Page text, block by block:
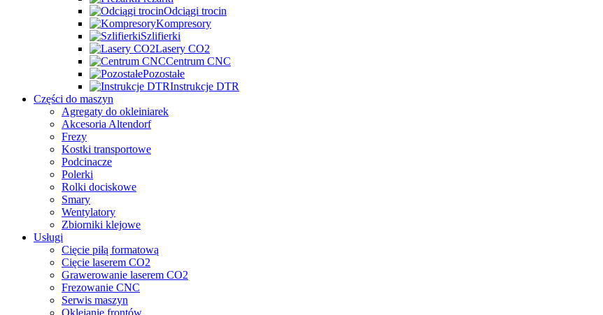
Odciągi trocin
Kompresory
Szlifierki
Lasery CO2
Centrum CNC
Pozostałe
Instrukcje DTR
Części do maszyn
Agregaty do okleiniarek
Akcesoria Altendorf
Frezy
Kostki transportowe
Podcinacze
Polerki
Rolki dociskowe
Smary
Wentylatory
Zbiorniki klejowe
Usługi
Cięcie piłą formatową
Cięcie laserem CO2
Grawerowanie laserem CO2
Frezowanie CNC
Serwis maszyn
Oklejanie frontów